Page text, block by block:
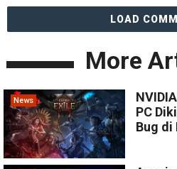
LOAD
More
News
PC
Bug di